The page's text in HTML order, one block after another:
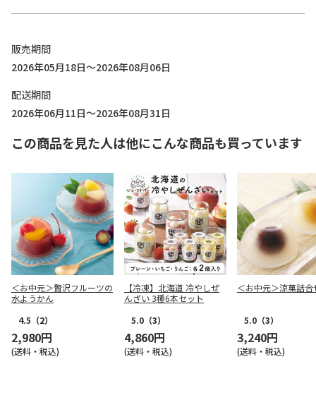
販売期間
2026年05月18日～2026年08月06日
配送期間
2026年06月11日～2026年08月31日
この商品を見た人は他にこんな商品も買っています
＜お中元＞贅沢フルーツの
水ようかん
4.5 （2）
2,980円
(送料・税込)
【冷凍】北海道 冷やしぜ
んざい 3種6本セット
5.0 （3）
4,860円
(送料・税込)
＜お中元＞涼菓詰合
5.0 （3）
3,240円
(送料・税込)